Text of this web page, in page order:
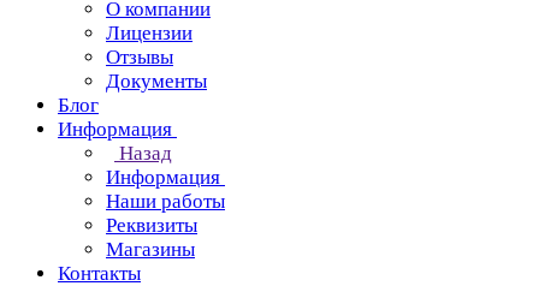
О компании
Лицензии
Отзывы
Документы
Блог
Информация
Назад
Информация
Наши работы
Реквизиты
Магазины
Контакты